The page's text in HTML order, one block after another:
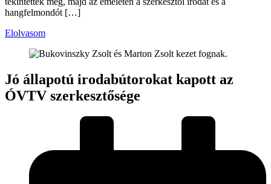
hangfelmondót […]
Elolvasom
Jó állapotú irodabútorokat kapott az
ÓVTV szerkesztősége